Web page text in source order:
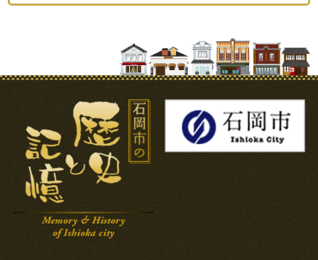
石岡市の歴史と記憶